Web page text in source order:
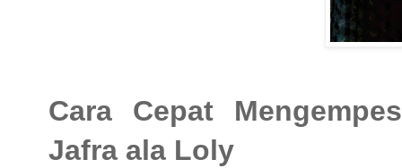
Cara Cepat
Jafra ala Loly